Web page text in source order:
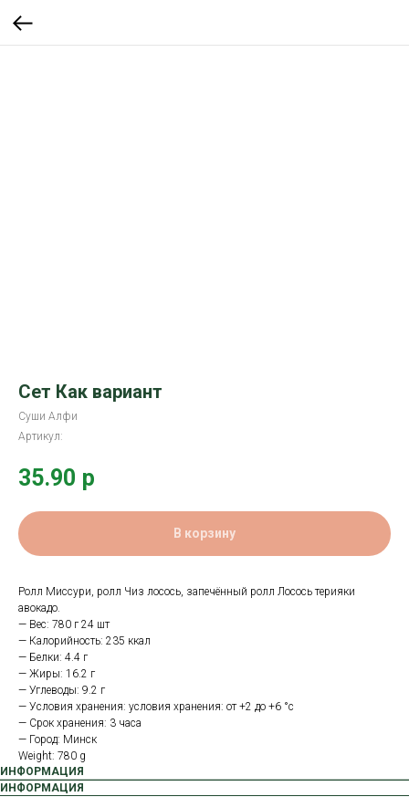
Сет Как вариант
Суши Алфи
Артикул:
35.90 р
В корзину
Ролл Миссури, ролл Чиз лосось, запечённый ролл Лосось терияки
авокадо.
— Вес: 780 г 24 шт
— Калорийность: 235 ккал
— Белки: 4.4 г
— Жиры: 16.2 г
— Углеводы: 9.2 г
— Условия хранения: условия хранения: от +2 до +6 °с
— Срок хранения: 3 часа
— Город: Минск
Weight: 780 g
ИНФОРМАЦИЯ
ИНФОРМАЦИЯ